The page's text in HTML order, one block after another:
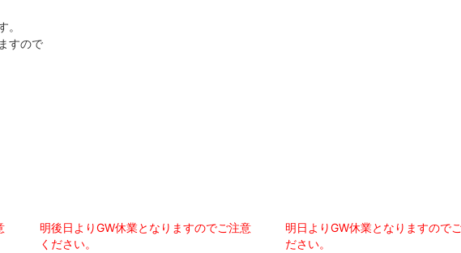
。
すので
明後日よりGW休業となりますのでご注意
ください。
明日よりGW休業となりますので
ださい。